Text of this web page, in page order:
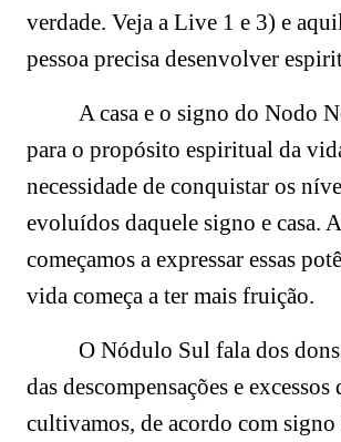
verdade. Veja a Live 1 e 3) e
pessoa precisa desenvolver
A casa e o signo do Nodo
para o propósito espiritual da
necessidade de conquistar os
evoluídos daquele signo e casa.
começamos a expressar essas
vida começa a ter mais fruição.
O Nódulo Sul fala dos
das descompensações e excessos
cultivamos, de acordo com signo